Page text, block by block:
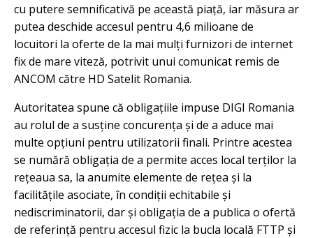
cu putere semnificativă pe această piață, iar măsura ar
putea deschide accesul pentru 4,6 milioane de
locuitori la oferte de la mai mulți furnizori de internet
fix de mare viteză, potrivit unui comunicat remis de
ANCOM către HD Satelit Romania.
Autoritatea spune că obligațiile impuse DIGI Romania
au rolul de a susține concurența și de a aduce mai
multe opțiuni pentru utilizatorii finali. Printre acestea
se numără obligația de a permite acces local terților la
rețeaua sa, la anumite elemente de rețea și la
facilitățile asociate, în condiții echitabile și
nediscriminatorii, dar și obligația de a publica o ofertă
de referință pentru accesul fizic la bucla locală FTTP și